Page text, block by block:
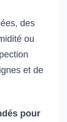
des
ou
et de
pour